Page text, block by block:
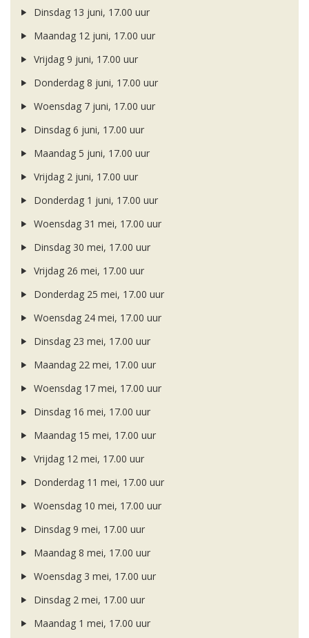
Dinsdag 13 juni, 17.00 uur
Maandag 12 juni, 17.00 uur
Vrijdag 9 juni, 17.00 uur
Donderdag 8 juni, 17.00 uur
Woensdag 7 juni, 17.00 uur
Dinsdag 6 juni, 17.00 uur
Maandag 5 juni, 17.00 uur
Vrijdag 2 juni, 17.00 uur
Donderdag 1 juni, 17.00 uur
Woensdag 31 mei, 17.00 uur
Dinsdag 30 mei, 17.00 uur
Vrijdag 26 mei, 17.00 uur
Donderdag 25 mei, 17.00 uur
Woensdag 24 mei, 17.00 uur
Dinsdag 23 mei, 17.00 uur
Maandag 22 mei, 17.00 uur
Woensdag 17 mei, 17.00 uur
Dinsdag 16 mei, 17.00 uur
Maandag 15 mei, 17.00 uur
Vrijdag 12 mei, 17.00 uur
Donderdag 11 mei, 17.00 uur
Woensdag 10 mei, 17.00 uur
Dinsdag 9 mei, 17.00 uur
Maandag 8 mei, 17.00 uur
Woensdag 3 mei, 17.00 uur
Dinsdag 2 mei, 17.00 uur
Maandag 1 mei, 17.00 uur